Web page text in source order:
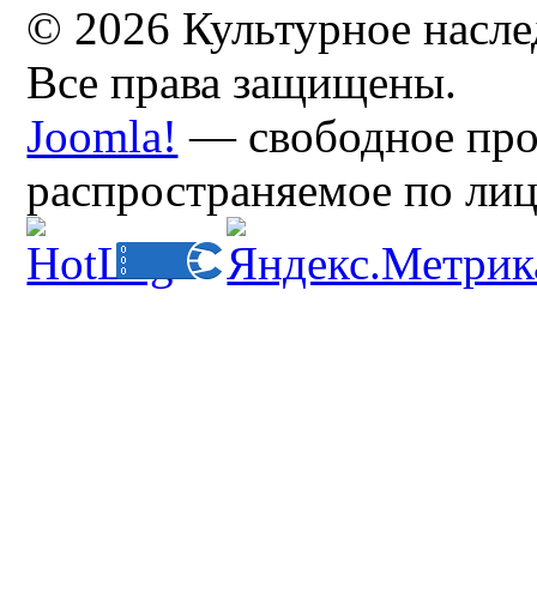
© 2026 Культурное
Все права защищены.
Joomla! — свободное
распространяемое по